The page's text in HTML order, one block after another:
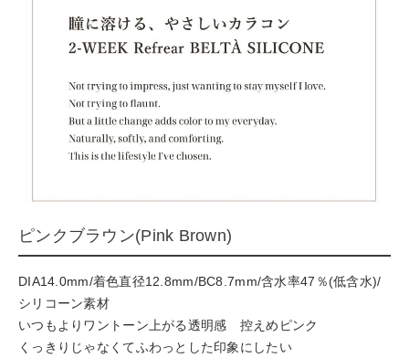
ピンクブラウン(Pink Brown)
DIA14.0mm/着色直径12.8mm/BC8.7mm/含水率47％(低含水)/
シリコーン素材
いつもよりワントーン上がる透明感 控えめピンク
くっきりじゃなくてふわっとした印象にしたい